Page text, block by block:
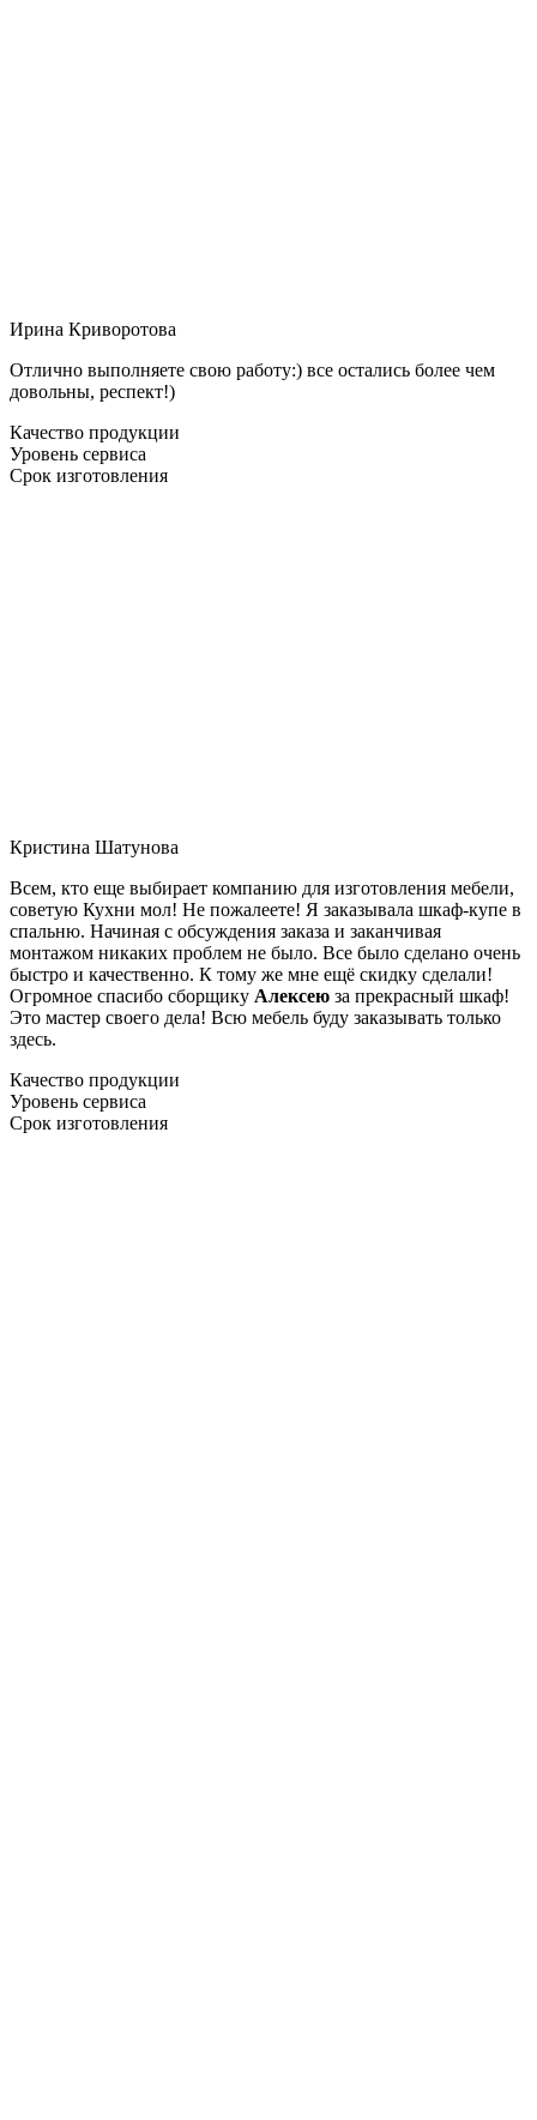
Ирина Криворотова
Отлично выполняете свою работу:) все остались более чем
довольны, респект!)
Качество продукции
Уровень сервиса
Срок изготовления
Кристина Шатунова
Всем, кто еще выбирает компанию для изготовления мебели,
советую Кухни мол! Не пожалеете! Я заказывала шкаф-купе в
спальню. Начиная с обсуждения заказа и заканчивая
монтажом никаких проблем не было. Все было сделано очень
быстро и качественно. К тому же мне ещё скидку сделали!
Огромное спасибо сборщику Алексею за прекрасный шкаф!
Это мастер своего дела! Всю мебель буду заказывать только
здесь.
Качество продукции
Уровень сервиса
Срок изготовления